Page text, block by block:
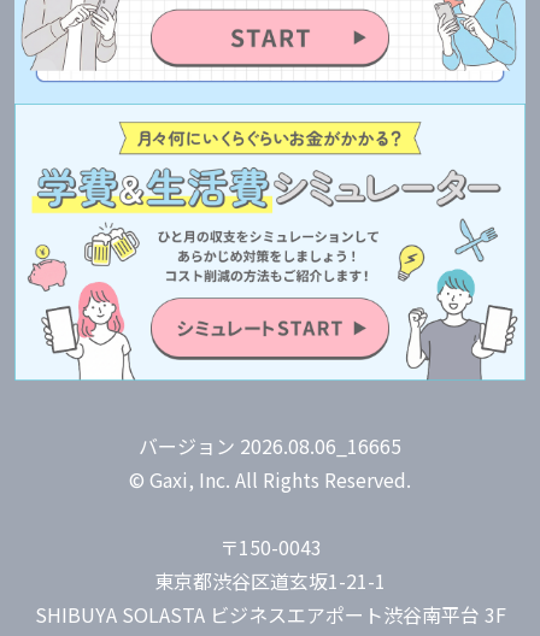
バージョン 2026.08.06_16665
© Gaxi, Inc. All Rights Reserved.
〒150-0043
東京都渋谷区道玄坂1-21-1
SHIBUYA SOLASTA ビジネスエアポート渋谷南平台 3F